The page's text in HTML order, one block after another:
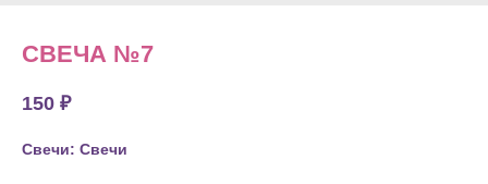
СВЕЧА №7
150 ₽
Свечи: Свечи